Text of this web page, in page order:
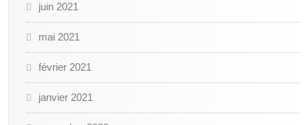
juin 2021
mai 2021
février 2021
janvier 2021